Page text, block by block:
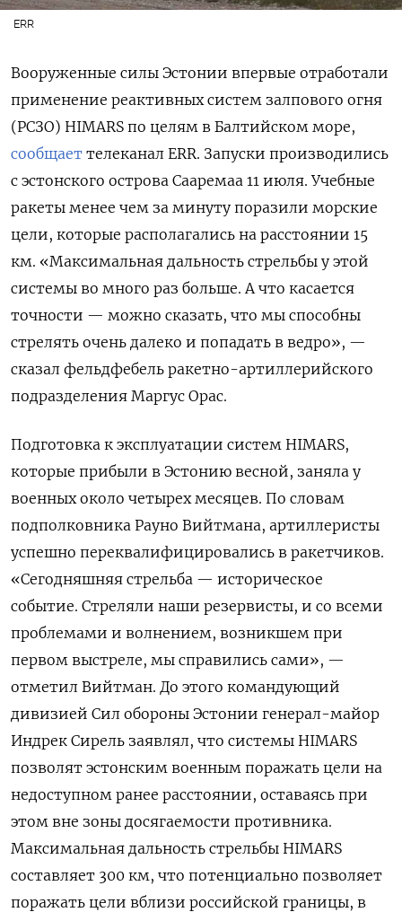
ERR
Вооруженные силы Эстонии впервые отработали
применение реактивных систем залпового огня
(РСЗО) HIMARS по целям в Балтийском море,
сообщает телеканал ERR. Запуски производились
с эстонского острова Сааремаа 11 июля. Учебные
ракеты менее чем за минуту поразили морские
цели, которые располагались на расстоянии 15
км. «Максимальная дальность стрельбы у этой
системы во много раз больше. А что касается
точности — можно сказать, что мы способны
стрелять очень далеко и попадать в ведро», —
сказал фельдфебель ракетно-артиллерийского
подразделения Маргус Орас.
Подготовка к эксплуатации систем HIMARS,
которые прибыли в Эстонию весной, заняла у
военных около четырех месяцев. По словам
подполковника Рауно Вийтмана, артиллеристы
успешно переквалифицировались в ракетчиков.
«Сегодняшняя стрельба — историческое
событие. Стреляли наши резервисты, и со всеми
проблемами и волнением, возникшем при
первом выстреле, мы справились сами», —
отметил Вийтман. До этого командующий
дивизией Сил обороны Эстонии генерал-майор
Индрек Сирель заявлял, что системы HIMARS
позволят эстонским военным поражать цели на
недоступном ранее расстоянии, оставаясь при
этом вне зоны досягаемости противника.
Максимальная дальность стрельбы HIMARS
составляет 300 км, что потенциально позволяет
поражать цели вблизи российской границы, в